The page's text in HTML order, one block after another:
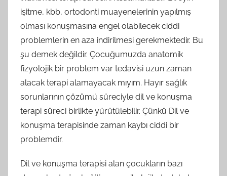
işitme, kbb, ortodonti muayenelerinin yapılmış
olması konuşmasına engel olabilecek ciddi
problemlerin en aza indirilmesi gerekmektedir. Bu
şu demek değildir. Çocuğumuzda anatomik
fizyolojik bir problem var tedavisi uzun zaman
alacak terapi alamayacak mıyım. Hayır sağlık
sorunlarının çözümü süreciyle dil ve konuşma
terapi süreci birlikte yürütülebilir. Çünkü Dil ve
konuşma terapisinde zaman kaybı ciddi bir
problemdir.
Dil ve konuşma terapisi alan çocukların bazı